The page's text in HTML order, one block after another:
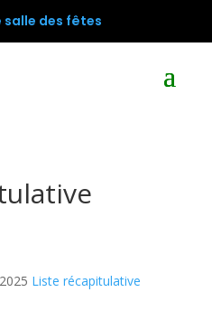
salle des fêtes
Liste récapitulative